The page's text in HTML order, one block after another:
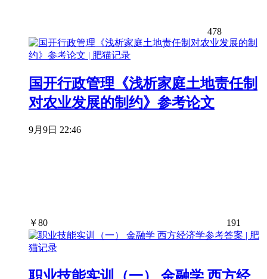
478
国开行政管理《浅析家庭土地责任制
对农业发展的制约》参考论文
9月9日 22:46
￥80 191
职业技能实训（一） 金融学 西方经